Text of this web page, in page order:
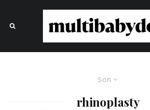
Son
rhinoplasty